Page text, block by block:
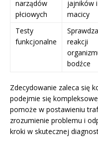
narządów
płciowych
jajników i
macicy
Testy
funkcjonalne
reakcji
bodźce
Zdecydowanie zaleca się
podejmie się
pomoże w postawieniu
zrozumienie problemu i
kroki w skutecznej